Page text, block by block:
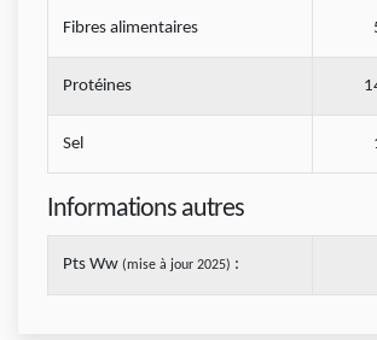
Fibres alimentaires
Protéines
Sel
Informations autres
Pts Ww (mise à jour 2025) :